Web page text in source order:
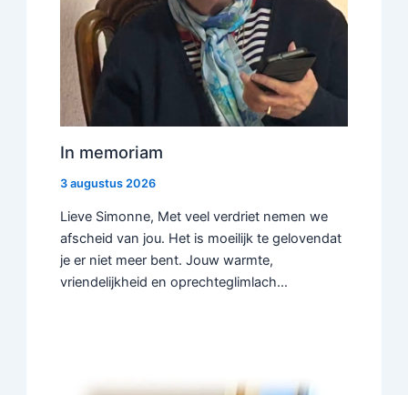
In memoriam
3 augustus 2026
Lieve Simonne, Met veel verdriet nemen we
afscheid van jou. Het is moeilijk te gelovendat
je er niet meer bent. Jouw warmte,
vriendelijkheid en oprechteglimlach…